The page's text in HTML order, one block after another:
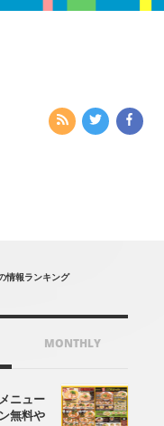
情報ランキング
MONTHLY
ニュー
無料や